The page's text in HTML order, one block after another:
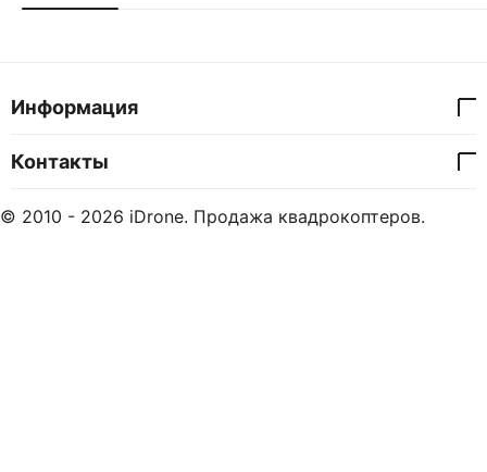
Информация
Контакты
© 2010 - 2026 iDrone. Продажа квадрокоптеров.